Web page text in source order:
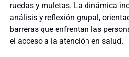
ruedas y muletas. La dinámica
análisis y reflexión grupal,
barreras que enfrentan las
el acceso a la atención en salud.